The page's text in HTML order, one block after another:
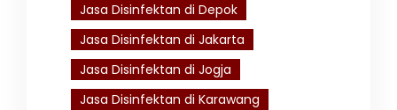
Jasa Disinfektan di Depok
Jasa Disinfektan di Jakarta
Jasa Disinfektan di Jogja
Jasa Disinfektan di Karawang